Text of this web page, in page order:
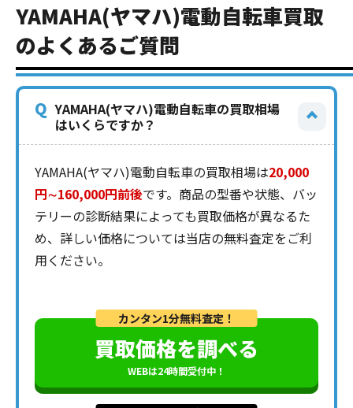
YAMAHA(ヤマハ)電動自転車買取
のよくあるご質問
Q YAMAHA(ヤマハ)電動自転車の買取相場
はいくらですか？
YAMAHA(ヤマハ)電動自転車の買取相場は20,000
円∼160,000円前後です。商品の型番や状態、バッ
テリーの診断結果によっても買取価格が異なるた
め、詳しい価格については当店の無料査定をご利
用ください。
カンタン1分無料査定！
買取価格を調べる
WEBは24時間受付中！